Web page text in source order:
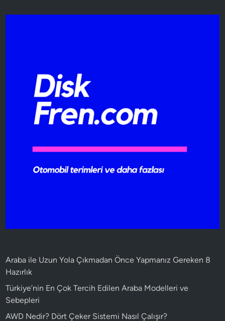
Araba ile Uzun Yola Çıkmadan Önce Yapmanız Gereken 8
Hazırlık
Türkiye’nin En Çok Tercih Edilen Araba Modelleri ve
Sebepleri
AWD Nedir? Dört Çeker Sistemi Nasıl Çalışır?